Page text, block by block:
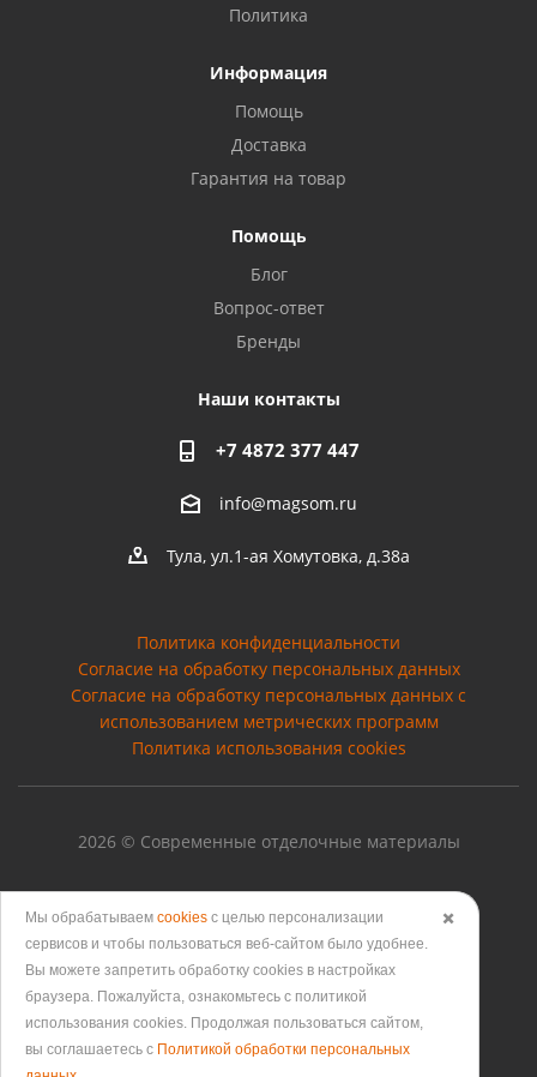
Политика
Информация
Помощь
Доставка
Гарантия на товар
Помощь
Блог
Вопрос-ответ
Бренды
Наши контакты
+7 4872 377 447
info@magsom.ru
Тула, ул.1-ая Хомутовка, д.38а
Политика конфиденциальности
Согласие на обработку персональных данных
Cогласие на обработку персональных данных с
использованием метрических программ
Политика использования cookies
2026 © Современные отделочные материалы
Версия для печати
✖️
Мы обрабатываем cookies с целью персонализации
сервисов и чтобы пользоваться веб-сайтом было удобнее.
Вы можете запретить обработку сookies в настройках
браузера. Пожалуйста, ознакомьтесь с политикой
использования cookies. Продолжая пользоваться сайтом,
вы соглашаетесь с Политикой обработки персональных